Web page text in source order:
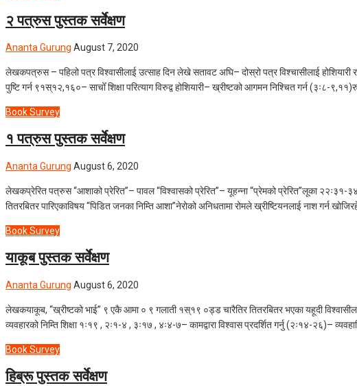
२ पत्रुस पुस्तक सर्वेक्षण
Ananta Gurung August 7, 2020
लेखकपत्रुस – पहिलो पत्र विश्वासीलाई उत्साह दिन लेखे सतावट अघि– दोस्रो पत्र विश्चासीलाई
पुष्टि गर्न ९१स्१२,१६०– साचोँ शिक्षा परित्याग विरुद्व होशियारी– ख्रीष्टको आगमन निश्चित गर्न (३ः८-
Book Survey
१ पत्रुस पुस्तक सर्वेक्षण
Ananta Gurung August 6, 2020
लेखकप्रेरित पत्रुस “आशाको प्रेरित”– पावल “विश्वासको प्रेरित”– यूहन्ना “प्रेमको प्रेरित”लूका
तितरबितर पारिएकाविषय “पिडित जनका निम्ति आशा”नेरोको अनिधतामा रोमले ख्रीष्टियनलाई नाश गर्न
Book Survey
याकूब पुस्तक सर्वेक्षण
Ananta Gurung August 6, 2020
लेखकयाकूब, “ख्रीष्टको भाई” ९ एकै आमा ० ९ गलाती १स्१९ ०ड्ड चारैतिर तितरबितर भएका यहूदी
व्यवहारको निम्ति शिक्षा १ः१९ , २ः१-४ , ३ः१७ , ४ः४-७– कामद्वारा विश्वास प्रदर्शित गर्नु (२ः१४-२६)–
Book Survey
हिब्रू पुस्तक सर्वेक्षण